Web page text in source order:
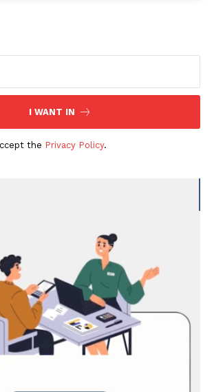
I WANT IN
the Privacy Policy.